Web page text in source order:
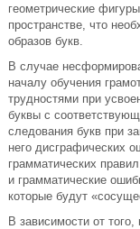
геометрические
пространстве, что
образов букв.
В случае
началу обучения
трудностями при
буквы с
следования букв при
него дисграфических
грамматических
и грамматические
которые будут
В зависимости от